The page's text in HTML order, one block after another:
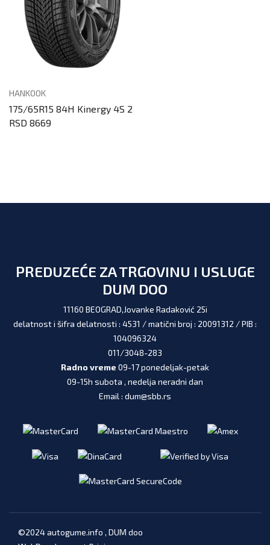
HANKOOK
175/65R15 84H Kinergy 4S 2
RSD 8669
PREDUZEĆE ZA TRGOVINU I USLUGE
DUM DOO
11160 BEOGRAD,Jovanke Radaković 25i
delatnost i šifra delatnosti : 4531 / matični broj : 20091312 / PIB :
104096324
011/3048-283
Radno vreme 09-17 ponedeljak-petak
09-15h subota , nedelja neradni dan
Email : dum@sbb.rs
©2024 autogume.info , DUM doo